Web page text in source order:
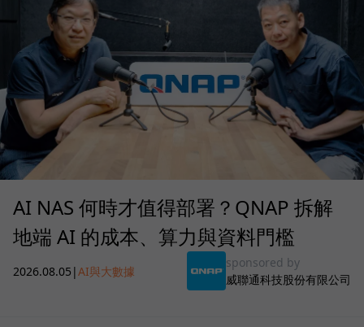
AI NAS 何時才值得部署？QNAP 拆解
地端 AI 的成本、算力與資料門檻
2026.08.05 |AI與大數據
sponsored by
威聯通科技股份有限公司